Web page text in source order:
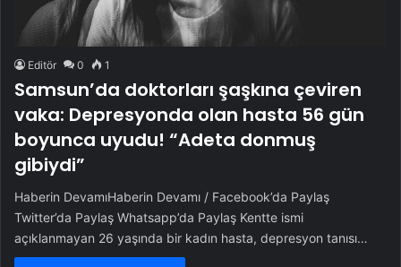
Editör 0 1
Samsun’da doktorları şaşkına çeviren
vaka: Depresyonda olan hasta 56 gün
boyunca uyudu! “Adeta donmuş
gibiydi”
Haberin DevamıHaberin Devamı / Facebook’da Paylaş
Twitter’da Paylaş Whatsapp’da Paylaş Kentte ismi
açıklanmayan 26 yaşında bir kadın hasta, depresyon tanısı…